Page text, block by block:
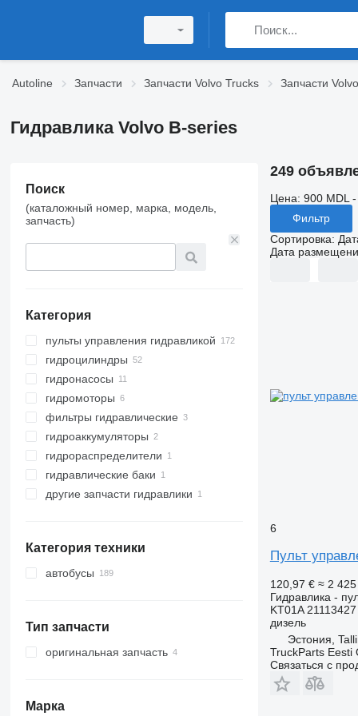
Autoline Запчасти Запчасти Volvo Trucks Запчасти
Гидравлика Volvo B-series
Поиск
(каталожный номер, марка, модель,
запчасть)
Категория
пульты управления гидравликой
гидроцилиндры
гидронасосы
гидромоторы
фильтры гидравлические
гидроаккумуляторы
гидрораспределители
гидравлические баки
другие запчасти гидравлики
Категория техники
автобусы
Тип запчасти
оригинальная запчасть
Марка
249
Цена: 900 MDL -
Фильтр
Сортировка:
Дата
6
Пульт
120,97 € ≈ 2 425
Гидравлика -
KT01A 21113427
дизель
Эстония,
TruckParts Eesti
Связаться с